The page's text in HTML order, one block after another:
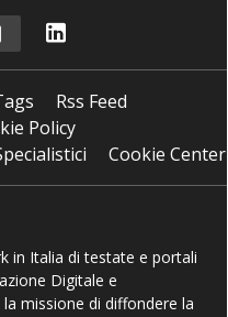
Rss Feed
Policy
Cookie Center
in Italia di testate e portali
Digitale e
missione di diffondere la